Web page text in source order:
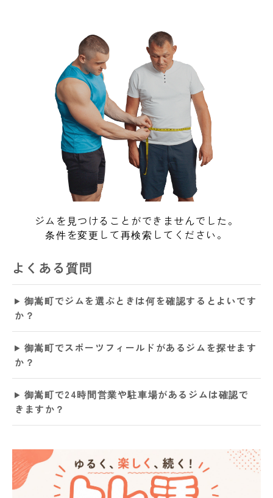
ジムを見つけることができませんでした。
条件を変更して再検索してください。
よくある質問
御嵩町でジムを選ぶときは何を確認するとよいです
か？
御嵩町でスポーツフィールドがあるジムを探せます
か？
御嵩町で24時間営業や駐車場があるジムは確認で
きますか？